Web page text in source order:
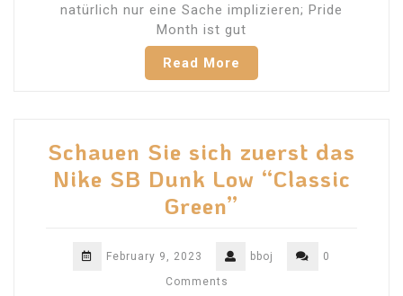
natürlich nur eine Sache implizieren; Pride
Month ist gut
Read More
Schauen Sie sich zuerst das
Nike SB Dunk Low “Classic
Green”
February 9, 2023 bboj
0
Comments